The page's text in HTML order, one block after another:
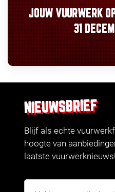
JOUW VUURWERK
31
NIEUWSBRIEF
Blijf als echte
hoogte van
laatste vuurwerknieuws!